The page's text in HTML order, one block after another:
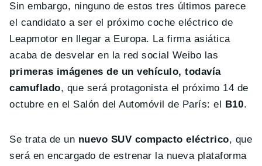
Sin embargo, ninguno de estos tres últimos parece
el candidato a ser el próximo coche eléctrico de
Leapmotor en llegar a Europa. La firma asiática
acaba de desvelar en la red social Weibo las
primeras imágenes de un vehículo, todavía
camuflado, que será protagonista el próximo 14 de
octubre en el Salón del Automóvil de París: el B10.
Se trata de un nuevo SUV compacto eléctrico, que
será en encargado de estrenar la nueva plataforma